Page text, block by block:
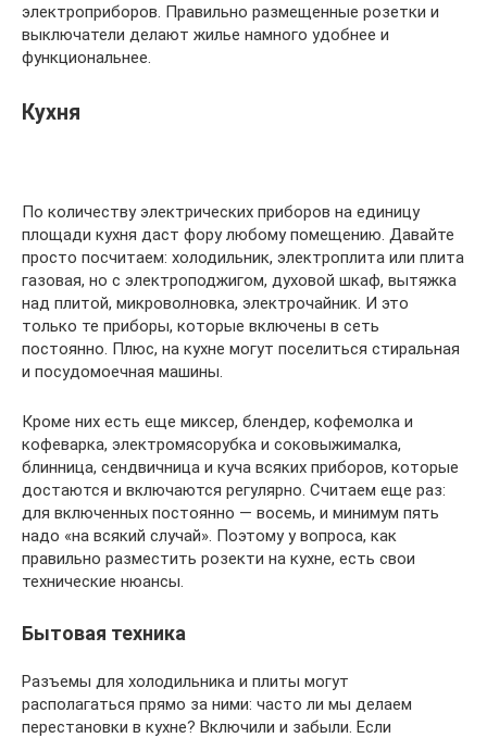
электроприборов. Правильно размещенные розетки и
выключатели делают жилье намного удобнее и
функциональнее.
Кухня
По количеству электрических приборов на единицу
площади кухня даст фору любому помещению. Давайте
просто посчитаем: холодильник, электроплита или плита
газовая, но с электроподжигом, духовой шкаф, вытяжка
над плитой, микроволновка, электрочайник. И это
только те приборы, которые включены в сеть
постоянно. Плюс, на кухне могут поселиться стиральная
и посудомоечная машины.
Кроме них есть еще миксер, блендер, кофемолка и
кофеварка, электромясорубка и соковыжималка,
блинница, сендвичница и куча всяких приборов, которые
достаются и включаются регулярно. Считаем еще раз:
для включенных постоянно — восемь, и минимум пять
надо «на всякий случай». Поэтому у вопроса, как
правильно разместить розекти на кухне, есть свои
технические нюансы.
Бытовая техника
Разъемы для холодильника и плиты могут
располагаться прямо за ними: часто ли мы делаем
перестановки в кухне? Включили и забыли. Если